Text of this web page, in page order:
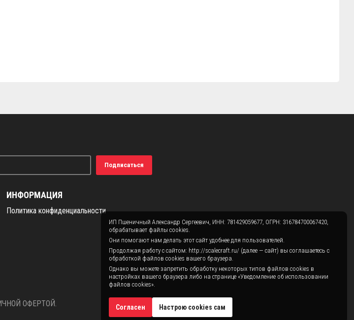
Подписаться
ИНФОРМАЦИЯ
Политика конфиденциальности
ОФЕРТОЙ.
ИП Пшеничный Александр Сергеевич, ИНН: 781429059677, ОГРН: 316784700067420,
обрабатывает файлы cookies.
Они помогают нам делать этот сайт удобнее для пользователей.
Продолжая работу с сайтом: http://scalecraft.ru/ (далее — сайт) вы соглашаетесь с
обработкой файлов cookies вашего браузера.
Однако вы можете запретить обработку некоторых типов файлов cookies в
настройках вашего браузера либо на странице «Уведомление об использовании
файлов cookies».
Согласен Настрою cookies сам